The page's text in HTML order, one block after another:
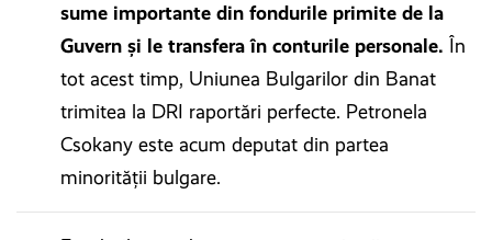
sume importante din fondurile primite de la
Guvern și le transfera în conturile personale. În
tot acest timp, Uniunea Bulgarilor din Banat
trimitea la DRI raportări perfecte. Petronela
Csokany este acum deputat din partea
minorității bulgare.